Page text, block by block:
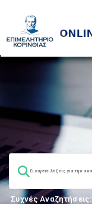
Συχνές Αναζητήσεις: